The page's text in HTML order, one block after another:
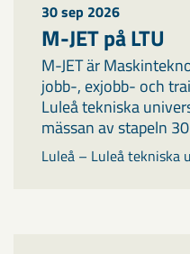
30 sep 2026
M-JET på LTU
M-JET är
jobb-, exjobb- och
Luleå tekniska
mässan av stapeln
Luleå – Luleå tekniska